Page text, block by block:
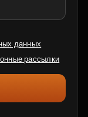
данных
рассылки